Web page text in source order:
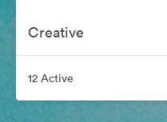
Creative
12 Active